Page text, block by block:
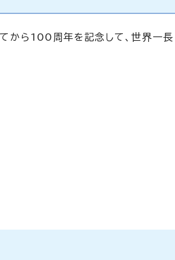
から100周年を記念して、世界一長